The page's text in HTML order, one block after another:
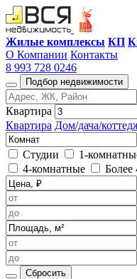
Жилые комплексы КП
О Компании Контакты
8 993 728 0246
Подбор недвижимости
Квартира
Квартира Дом/дача/
Студии 1-
4-комнатные
Более
Сбросить